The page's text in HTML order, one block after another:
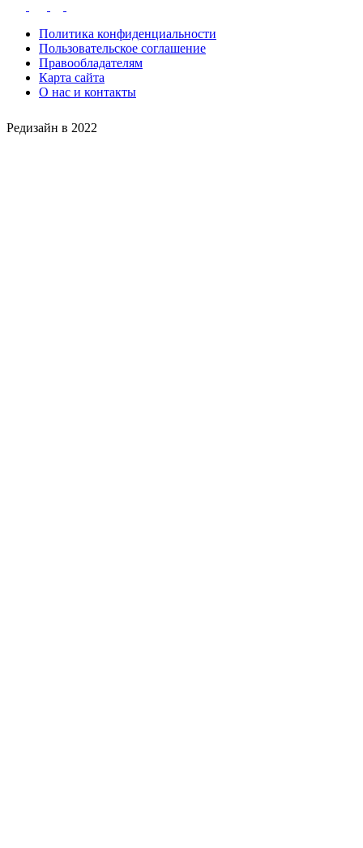
Политика конфиденциальности
Пользовательское соглашение
Правообладателям
Карта сайта
О нас и контакты
Редизайн в 2022